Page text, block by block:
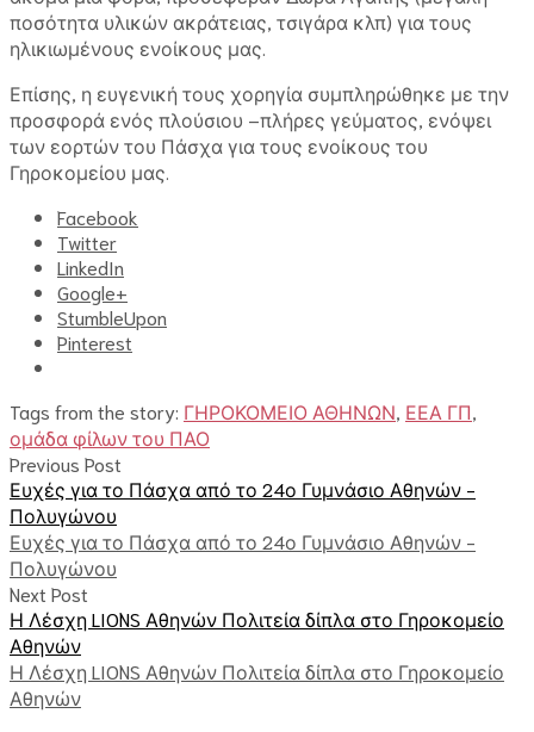
ποσότητα υλικών ακράτειας, τσιγάρα κλπ) για τους
ηλικιωμένους ενοίκους μας.
Επίσης, η ευγενική τους χορηγία συμπληρώθηκε με την
προσφορά ενός πλούσιου –πλήρες γεύματος, ενὀψει
των εορτών του Πάσχα για τους ενοίκους του
Γηροκομείου μας.
Facebook
Twitter
LinkedIn
Google+
StumbleUpon
Pinterest
Tags from the story: ΓΗΡΟΚΟΜΕΙΟ ΑΘΗΝΩΝ ΕΕΑ ΓΠ
ομάδα φίλων του ΠΑΟ
Previous Post
Ευχές για το Πάσχα από το 24ο Γυμνάσιο Αθηνών -
Πολυγώνου
Ευχές για το Πάσχα από το 24ο Γυμνάσιο Αθηνών -
Πολυγώνου
Next Post
Η Λέσχη LIONS Αθηνών Πολιτεία δίπλα στο Γηροκομείο
Αθηνών
Η Λέσχη LIONS Αθηνών Πολιτεία δίπλα στο Γηροκομείο
Αθηνών